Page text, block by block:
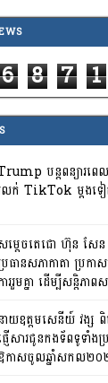
6 8 7 1
បន្តពន្យារព
លក់ TikTok ម្តងទ
ម្តេចតេជោ ហ៊ុន សែ
ធានសភាកាតា ប្រកាស
ារ​រួមគ្នា ដើម្បីសន្តិភា
ាយឧត្តមសេនីយ៍ វង្ស
ើសារជូនកងទ័ពទូទាំង
កាសចូលឆ្នាំសកល២០